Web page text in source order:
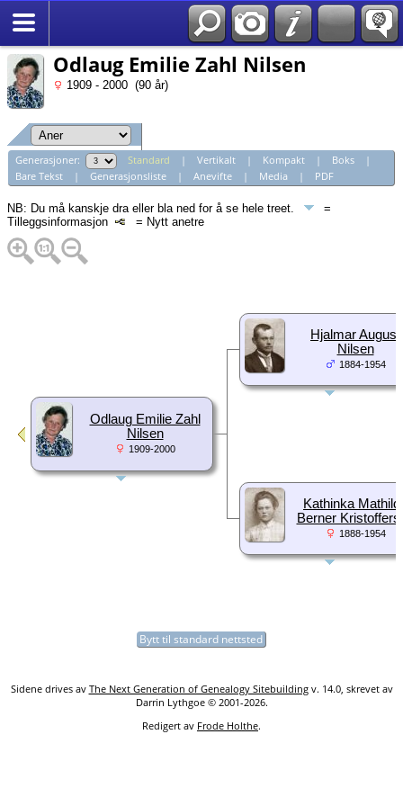
Odlaug Emilie Zahl Nilsen
1909 - 2000 (90 år)
Generasjoner: Standard | Vertikalt| Kompakt| Boks|
Bare Tekst| Generasjonsliste| Anevifte| Media | PDF
NB: Du må kanskje dra eller bla ned for å se hele treet.
=
Tilleggsinformasjon
= Nytt anetre
Odlaug Emilie Zahl
Nilsen
1909-2000
Hjalmar August
Nilsen
1884-1954
Kathinka
Berner
1888-1954
Bytt til standard nettsted
Sidene drives av The Next Generation of Genealogy Sitebuildingv. 14.0, skrevet av
Darrin Lythgoe © 2001-2026.
Redigert av Frode Holthe.